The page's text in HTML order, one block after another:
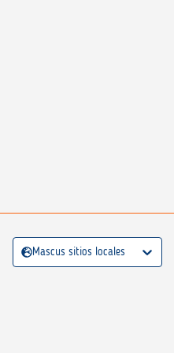
Mascus sitios locales